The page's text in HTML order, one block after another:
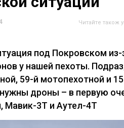
Читайте також
под Покровском
у нашей пехоты.
59-й мотопехотной и
дроны – в первую
Мавик-3Т и Аутел-4Т